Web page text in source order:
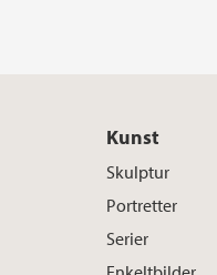
Kunst
Skulptur
Portretter
Serier